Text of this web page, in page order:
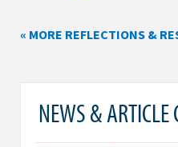
« MORE REFLECTIONS &
NEWS & ARTICLE